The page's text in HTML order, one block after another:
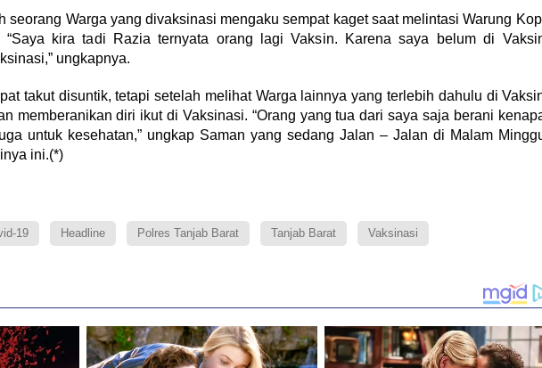
seorang Warga yang divaksinasi mengaku sempat kaget saat melintasi Warung
kira tadi Razia ternyata orang lagi Vaksin. Karena saya belum di
ungkapnya.
takut disuntik, tetapi setelah melihat Warga lainnya yang terlebih dahulu di
memberanikan diri ikut di Vaksinasi. “Orang yang tua dari saya saja berani
untuk kesehatan,” ungkap Saman yang sedang Jalan – Jalan di Malam
ini.(*)
19 Headline Polres Tanjab Barat Tanjab Barat Vaksinasi